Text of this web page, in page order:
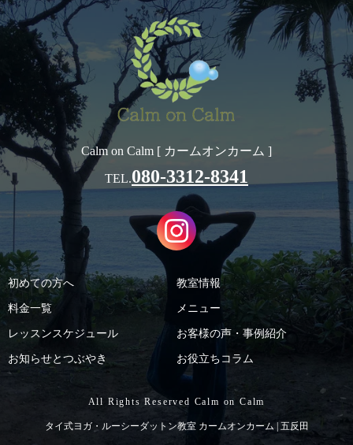
Calm on Calm [ カームオンカーム ]
TEL.080-3312-8341
初めての方へ 教室情報
料金一覧 メニュー
レッスンスケジュール お客様の声・事例紹介
お知らせとつぶやき お役立ちコラム
All Rights Reserved Calm on Calm
タイ式ヨガ・ルーシーダットン教室 カームオンカーム | 五反田